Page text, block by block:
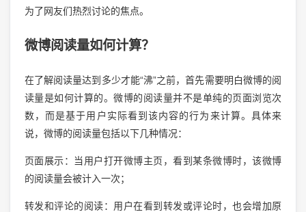
为了网友们热烈讨论的焦点。
微博阅读量如何计算？
在了解阅读量达到多少才能“沸”之前，首先需要明白微博的阅
读量是如何计算的。微博的阅读量并不是单纯的页面浏览次
数，而是基于用户实际看到该内容的行为来计算。具体来
说，微博的阅读量包括以下几种情况：
页面展示：当用户打开微博主页，看到某条微博时，该微博
的阅读量会被计入一次；
转发和评论的阅读：用户在看到转发或评论时，也会增加原